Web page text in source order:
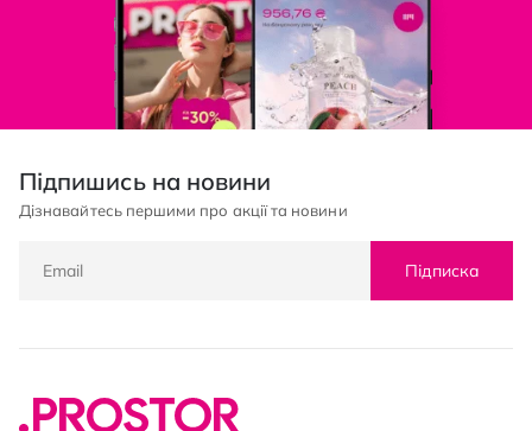
Підпишись на новини
Дізнавайтесь першими про акції та новини
Підписка